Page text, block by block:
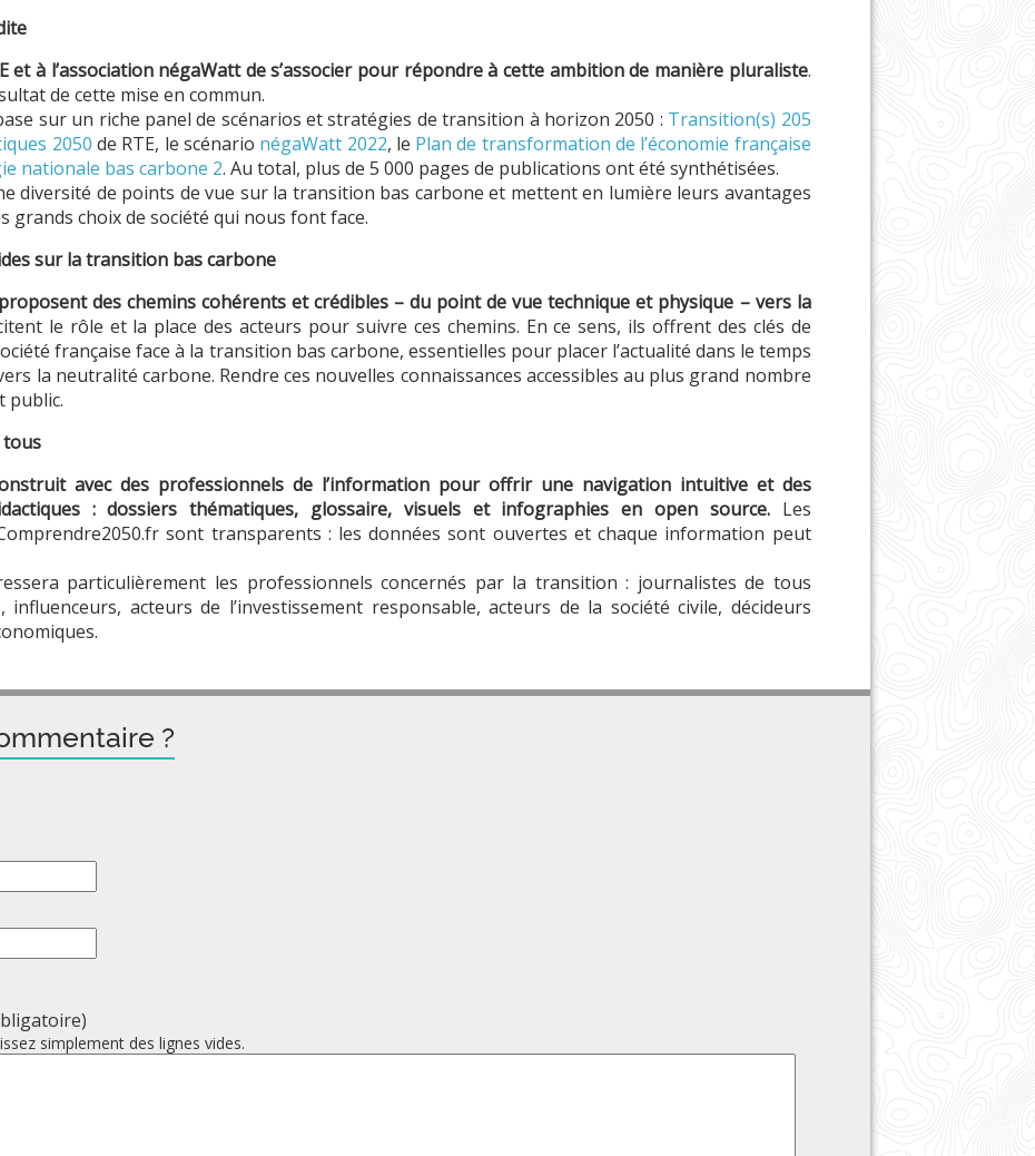
et à l’association négaWatt de s’associer pour répondre à cette ambition de manière pluraliste.
de cette mise en commun.
sur un riche panel de scénarios et stratégies de transition à horizon 2050 : Transition(s) 205
2050 de RTE, le scénario négaWatt 2022, le Plan de transformation de l’économie française
nationale bas carbone 2. Au total, plus de 5 000 pages de publications ont été synthétisées.
diversité de points de vue sur la transition bas carbone et mettent en lumière leurs avantages
grands choix de société qui nous font face.
sur la transition bas carbone
des chemins cohérents et crédibles – du point de vue technique et physique – vers la
le rôle et la place des acteurs pour suivre ces chemins. En ce sens, ils offrent des clés de
française face à la transition bas carbone, essentielles pour placer l’actualité dans le temps
la neutralité carbone. Rendre ces nouvelles connaissances accessibles au plus grand nombre
public.
tous
avec des professionnels de l’information pour offrir une navigation intuitive et des
: dossiers thématiques, glossaire, visuels et infographies en open source.Les
sont transparents : les données sont ouvertes et chaque information peut
particulièrement les professionnels concernés par la transition : journalistes de tous
acteurs de l’investissement responsable, acteurs de la société civile, décideurs
?
simplement des lignes vides.